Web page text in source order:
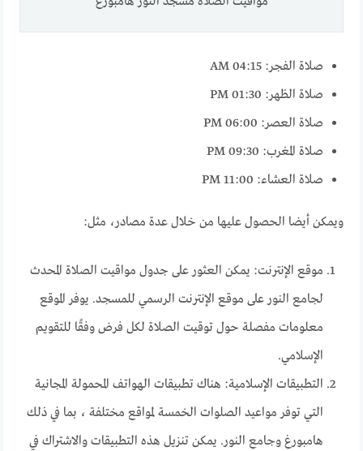
صلاة الفجر: 04:15 AM
صلاة الظهر: 01:30 PM
صلاة العصر: 06:00 PM
صلاة المغرب: 09:30 PM
صلاة العشاء: 11:00 PM
ويمكن أيضا الحصول عليها من خلال عدة مصادر، مثل:
موقع الإنترنت: يمكن العثور على جدول مواقيت الصلاة المحدث
لجامع النور على موقع الإنترنت الرسمي للمسجد. يوفر الموقع
معلومات مفصلة حول توقيت الصلاة لكل فرض وفقًا للتقويم
الإسلامي.
التطبيقات الإسلامية: هناك تطبيقات الهواتف المحمولة المجانية
التي توفر مواعيد الصلوات الخمسة لمواقع مختلفة ، بما في ذلك
هامبورغ وجامع النور. يمكن تنزيل هذه التطبيقات والاشتراك في